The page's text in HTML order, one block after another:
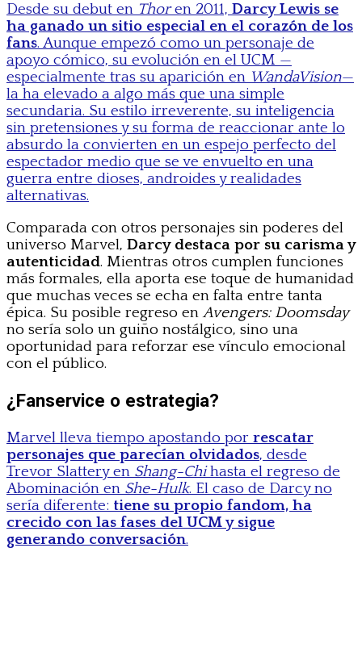
Desde su debut en Thoren 2011, Darcy Lewis se
ha ganado un sitio especial en el corazón de los
fans. Aunque empezó como un personaje de
apoyo cómico, su evolución en el UCM —
especialmente tras su aparición en WandaVision—
la ha elevado a algo más que una simple
secundaria. Su estilo irreverente, su inteligencia
sin pretensiones y su forma de reaccionar ante lo
absurdo la convierten en un espejo perfecto del
espectador medio que se ve envuelto en una
guerra entre dioses, androides y realidades
alternativas.
Comparada con otros personajes sin poderes del
universo Marvel, Darcy destaca por su carisma y
autenticidad. Mientras otros cumplen funciones
más formales, ella aporta ese toque de humanidad
que muchas veces se echa en falta entre tanta
épica. Su posible regreso enAvengers: Doomsday
no sería solo un guiño nostálgico, sino una
oportunidad para reforzar ese vínculo emocional
con el público.
¿Fanservice o estrategia?
Marvel lleva tiempo apostando por rescatar
personajes que parecían olvidados, desde
Trevor Slattery en Shang-Chihasta el regreso de
Abominación en She-Hulk. El caso de Darcy no
sería diferente: tiene su propio fandom, ha
crecido con las fases del UCM y sigue
generando conversación.